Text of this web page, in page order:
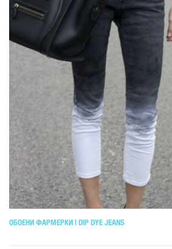
ОБОЕНИ ФАРМЕРКИ | DIP DYE JEANS